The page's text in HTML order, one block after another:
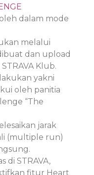
dalam mode
melalui
dan upload
Klub.
yakni
oleh panitia
“The
jarak
(multiple run)
di STRAVA,
fitur Heart